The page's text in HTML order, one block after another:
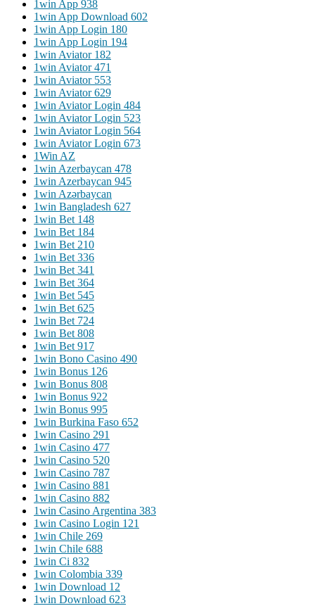
1win App 938
1win App Download 602
1win App Login 180
1win App Login 194
1win Aviator 182
1win Aviator 471
1win Aviator 553
1win Aviator 629
1win Aviator Login 484
1win Aviator Login 523
1win Aviator Login 564
1win Aviator Login 673
1Win AZ
1win Azerbaycan 478
1win Azerbaycan 945
1win Azərbaycan
1win Bangladesh 627
1win Bet 148
1win Bet 184
1win Bet 210
1win Bet 336
1win Bet 341
1win Bet 364
1win Bet 545
1win Bet 625
1win Bet 724
1win Bet 808
1win Bet 917
1win Bono Casino 490
1win Bonus 126
1win Bonus 808
1win Bonus 922
1win Bonus 995
1win Burkina Faso 652
1win Casino 291
1win Casino 477
1win Casino 520
1win Casino 787
1win Casino 881
1win Casino 882
1win Casino Argentina 383
1win Casino Login 121
1win Chile 269
1win Chile 688
1win Ci 832
1win Colombia 339
1win Download 12
1win Download 623